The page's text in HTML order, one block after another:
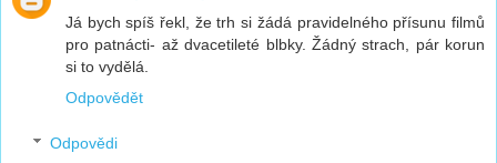
Já bych spíš řekl, že trh si žádá pravidelného přísunu filmů
pro patnácti- až dvacetileté blbky. Žádný strach, pár korun
si to vydělá.
Odpovědět
Odpovědi